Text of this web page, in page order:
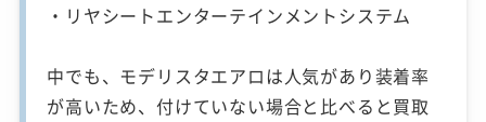
・リヤシートエンターテインメントシステム
中でも、モデリスタエアロは人気があり装着率
が高いため、付けていない場合と比べると買取